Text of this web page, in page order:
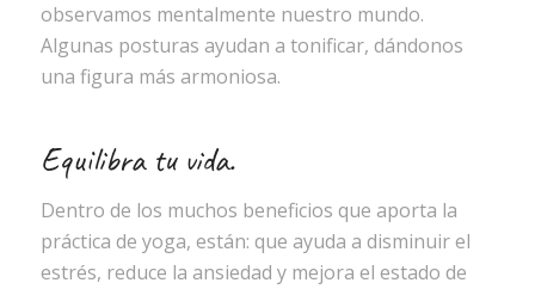
observamos mentalmente nuestro mundo.
Algunas posturas ayudan a tonificar, dándonos
una figura más armoniosa.
Equilibra tu vida.
Dentro de los muchos beneficios que aporta la
práctica de yoga, están: que ayuda a disminuir el
estrés, reduce la ansiedad y mejora el estado de